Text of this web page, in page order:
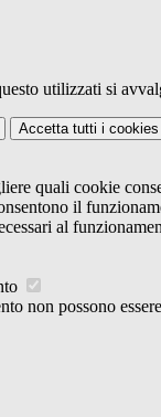
utilizzati si
Accetta tutti i cookies
quali cookie
il
al
non possono